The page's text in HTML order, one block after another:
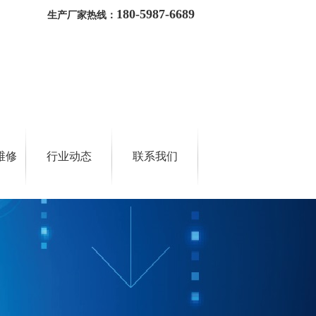
生产厂家热线： 180-5987-6689
修 行业动态 联系我们